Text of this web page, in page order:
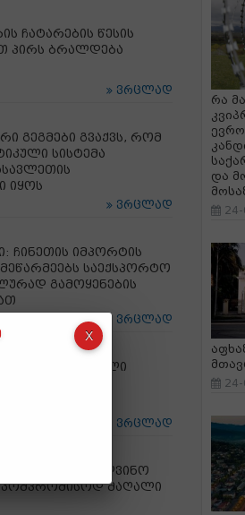
ჩატარების წესის
პირს ბრალდება
ვრცლად
გეგმები გვაქვს, რომ
სისტემა
იყოს
ვრცლად
ჩინეთის იმპორტის
საექსპორტო
გამოყენების
ვრცლად
წლის ეროვნული
ვრცლად
რომლითაც ღვინო
მაღალი
რა
და